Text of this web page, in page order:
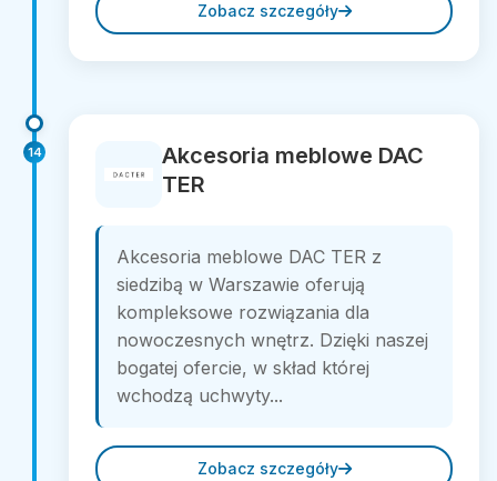
Zobacz szczegóły
14
Akcesoria meblowe DAC
TER
Akcesoria meblowe DAC TER z
siedzibą w Warszawie oferują
kompleksowe rozwiązania dla
nowoczesnych wnętrz. Dzięki naszej
bogatej ofercie, w skład której
wchodzą uchwyty...
Zobacz szczegóły